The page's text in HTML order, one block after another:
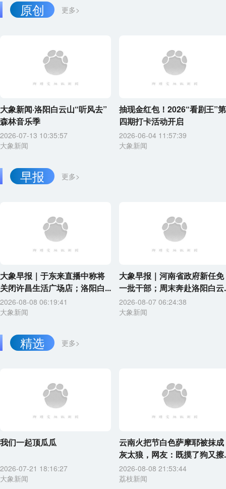
更多>
原创
大象新闻·洛阳白云山“听风去”
森林音乐季
2026-07-13 10:35:57
大象新闻
抽现金红包！2026“看剧王”第
四期打卡活动开启
2026-06-04 11:57:39
大象新闻
更多>
早报
大象早报｜于东来直播中称将
关闭许昌生活广场店；洛阳白...
2026-08-08 06:19:41
大象新闻
大象早报｜河南省政府新任免
一批干部；周末奔赴洛阳白云
2026-08-07 06:24:38
大象新闻
更多>
精选
我们一起顶瓜瓜
2026-07-21 18:16:27
大象新闻
云南火把节白色萨摩耶被抹成
灰太狼，网友：既摸了狗又擦
2026-08-08 21:53:44
荔枝新闻